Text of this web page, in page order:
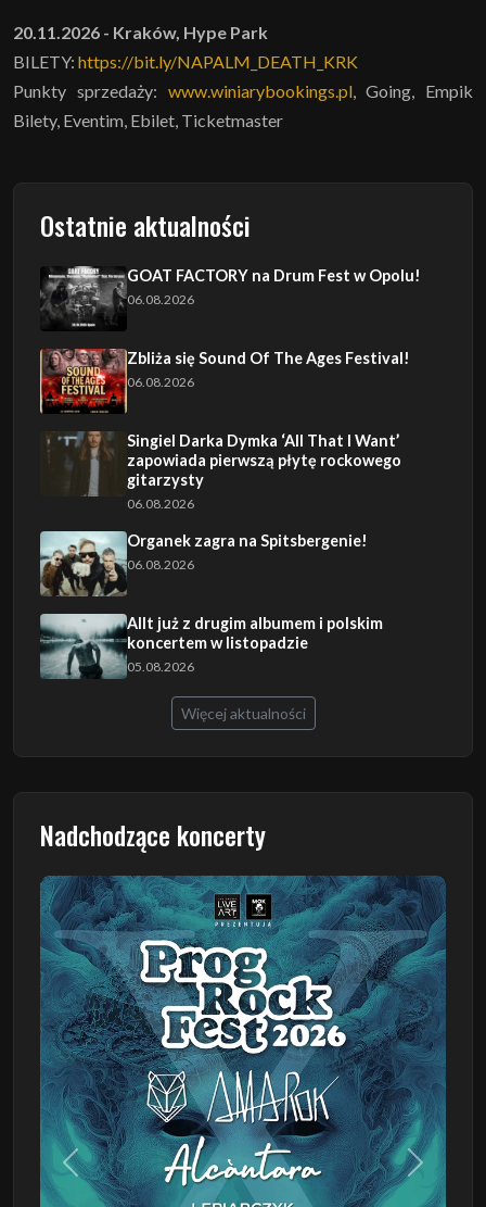
20.11.2026 - Kraków, Hype Park
BILETY: https://bit.ly/NAPALM_DEATH_KRK
Punkty sprzedaży: www.winiarybookings.pl, Going, Empik
Bilety, Eventim, Ebilet, Ticketmaster
Ostatnie aktualności
GOAT FACTORY na Drum Fest w Opolu!
06.08.2026
Zbliża się Sound Of The Ages Festival!
06.08.2026
Singiel Darka Dymka ‘All That I Want’
zapowiada pierwszą płytę rockowego
gitarzysty
06.08.2026
Organek zagra na Spitsbergenie!
06.08.2026
Allt już z drugim albumem i polskim
koncertem w listopadzie
05.08.2026
Więcej aktualności
Nadchodzące koncerty
Poprzedni Następny